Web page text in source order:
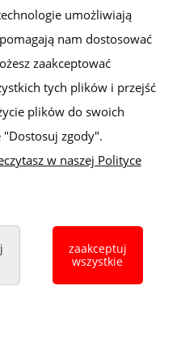
na bieżąco z nowościami i
103 Rzeszów
+48 668 191 214
umożliwiają
nam dostosować
zaakceptować
tych plików i przejść
plików do swoich
zgody".
w naszej Polityce
zaakceptuj
wszystkie